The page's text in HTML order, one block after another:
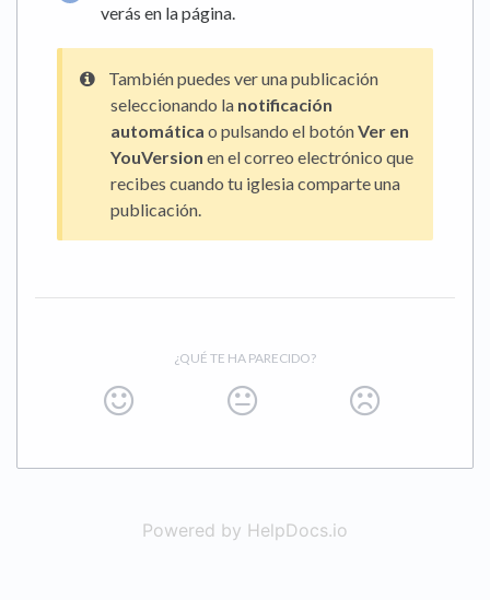
verás en la página.
También puedes ver una publicación
seleccionando la notificación
automática o pulsando el botónVer en
YouVersion en el correo electrónico que
recibes cuando tu iglesia comparte una
publicación.
¿QUÉ TE HA PARECIDO?
Powered by HelpDocs.io